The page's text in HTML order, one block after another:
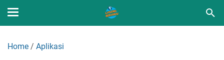
Home / Aplikasi